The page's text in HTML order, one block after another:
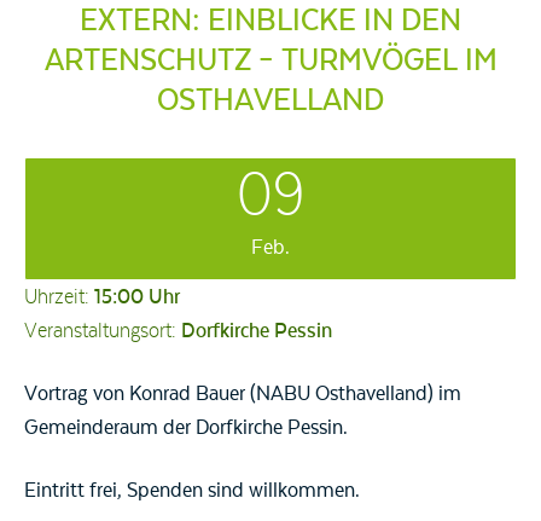
Projekte
DABEI SEIN
Veranstaltungen
FRAGEN
Kontakt
EXTERN: EINBLICKE IN DEN
ARTENSCHUTZ – TURMVÖGEL IM
OSTHAVELLAND
09
Feb.
Uhrzeit: 15:00 Uhr
Veranstaltungsort: Dorfkirche Pessin
Vortrag von Konrad Bauer (NABU Osthavelland) im
Gemeinderaum der Dorfkirche Pessin.
Eintritt frei, Spenden sind willkommen.